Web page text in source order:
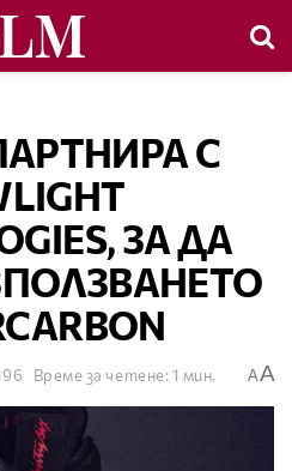
С
ЗА ДА
Време за четене: 1 мин. AA